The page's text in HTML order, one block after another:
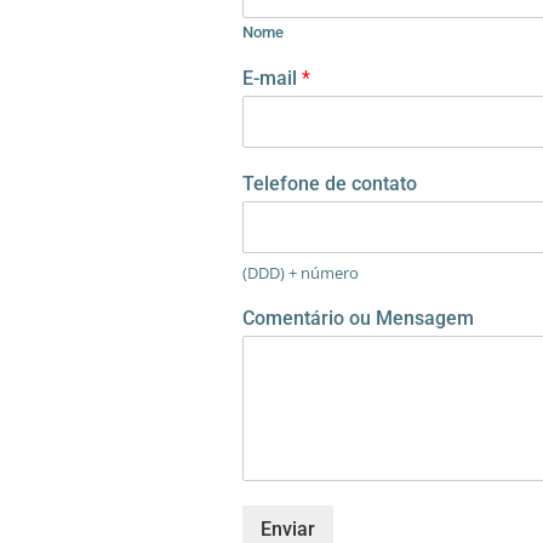
Nome
*
d
E-mail *
Telefone de contato
(DDD) + número
Comentário ou Mensagem
Enviar